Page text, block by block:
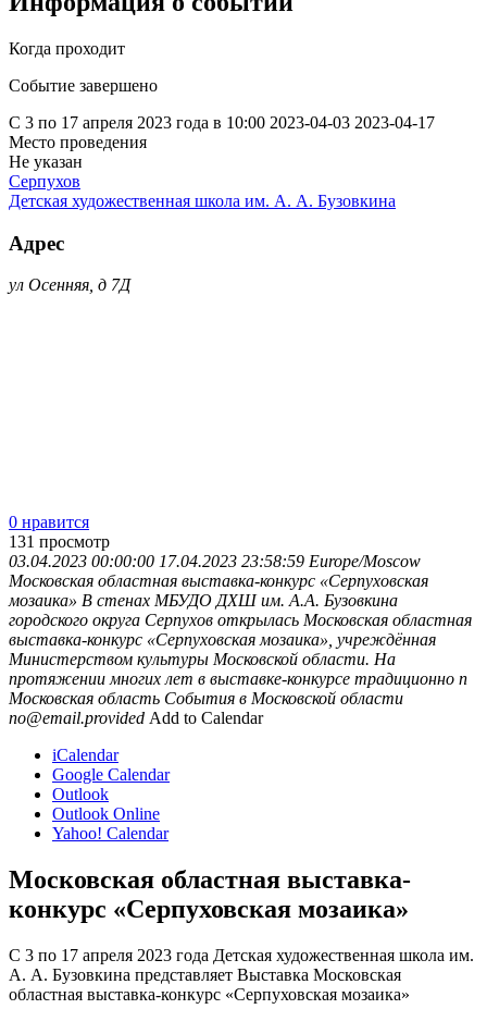
Когда проходит
Событие завершено
С 3 по 17 апреля 2023 года в 10:00 2023-04-03 2023-04-17
Место проведения
Не указан
Серпухов
Детская художественная школа им. А. А. Бузовкина
Адрес
ул Осенняя, д 7Д
0 нравится
131 просмотр
03.04.2023 00:00:00 17.04.2023 23:58:59 Europe/Moscow
Московская областная выставка-конкурс «Серпуховская
мозаика» В стенах МБУДО ДХШ им. А.А. Бузовкина
городского округа Серпухов открылась Московская областная
выставка-конкурс «Серпуховская мозаика», учреждённая
Министерством культуры Московской области. На
протяжении многих лет в выставке-конкурсе традиционно п
Московская область События в Московской области
no@email.provided Add to Calendar
iCalendar
Google Calendar
Outlook
Outlook Online
Yahoo! Calendar
Московская областная выставка-
конкурс «Серпуховская мозаика»
С 3 по 17 апреля 2023 года Детская художественная школа им.
А. А. Бузовкина представляет Выставка Московская
областная выставка-конкурс «Серпуховская мозаика»